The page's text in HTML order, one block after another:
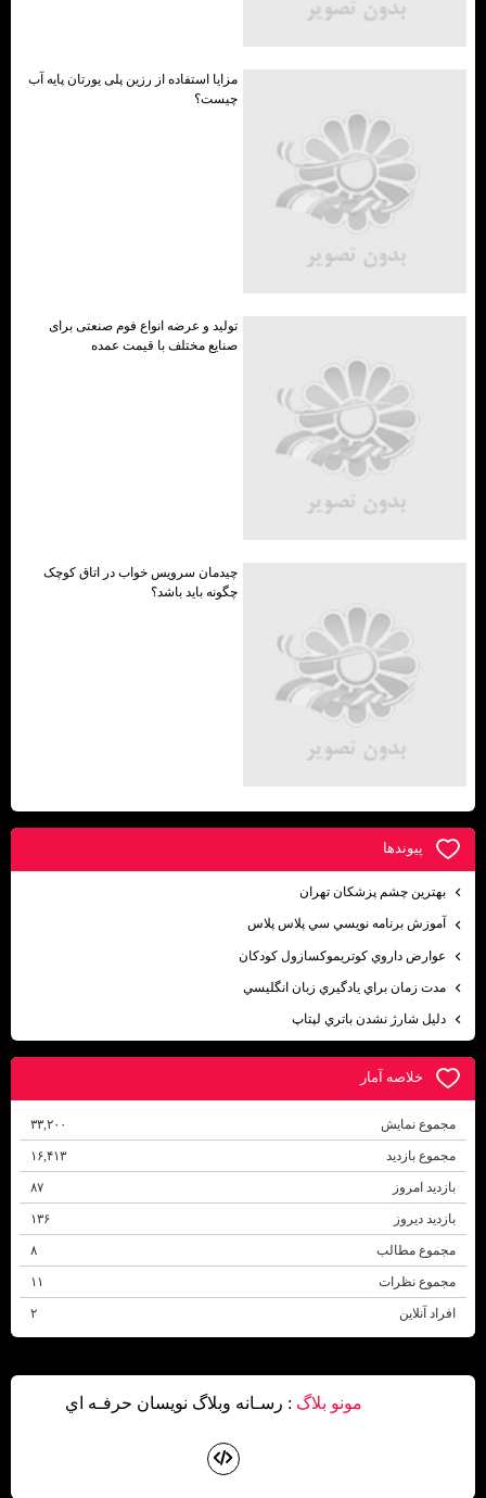
مزایا استفاده از رزین پلی یورتان پایه آب
چیست؟
تولید و عرضه انواع فوم صنعتی برای
صنایع مختلف با قیمت عمده
چیدمان سرویس خواب در اتاق کوچک
چگونه باید باشد؟
پيوندها
بهترين چشم پزشكان تهران
آموزش برنامه نويسي سي پلاس پلاس
عوارض داروي كوتريموكسازول كودكان
مدت زمان براي يادگيري زبان انگليسي
دليل شارژ نشدن باتري لپتاپ
خلاصه آمار
مجموع نمایش‌ ۳۳,۲۰۰
مجموع بازدید ۱۶,۴۱۳
بازدید امروز ۸۷
بازدید دیروز ۱۳۶
مجموع مطالب ۸
مجموع نظرات ۱۱
افراد آنلاین ۲
مونو بلاگ : رسـانه وبلاگ نويسان حرفـه اي